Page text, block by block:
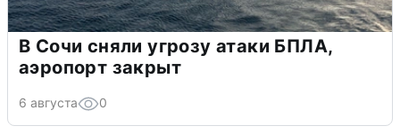
В Сочи сняли угрозу атаки БПЛА,
аэропорт закрыт
6 августа 0